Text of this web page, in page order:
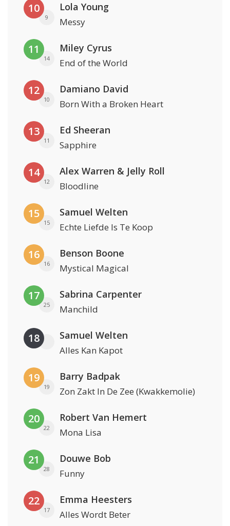
10
9
Lola Young
Messy
11
14
Miley Cyrus
End of the World
12
10
Damiano David
Born With a Broken Heart
13
11
Ed Sheeran
Sapphire
14
12
Alex Warren & Jelly Roll
Bloodline
15
15
Samuel Welten
Echte Liefde Is Te Koop
16
16
Benson Boone
Mystical Magical
17
25
Sabrina Carpenter
Manchild
18 Samuel Welten
Alles Kan Kapot
19
19
Barry Badpak
Zon Zakt In De Zee (Kwakkemolie)
20
22
Robert Van Hemert
Mona Lisa
21
28
Douwe Bob
Funny
22
17
Emma Heesters
Alles Wordt Beter